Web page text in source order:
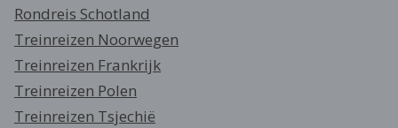
Rondreis Schotland
Treinreizen Noorwegen
Treinreizen Frankrijk
Treinreizen Polen
Treinreizen Tsjechië